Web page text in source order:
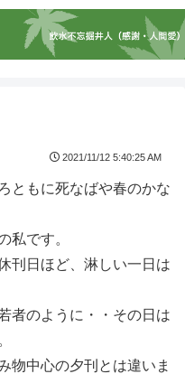
2021/11/12 5:40:25 AM
ともに死なばや春のかな
私です。
刊日ほど、淋しい一日は
者のように・・その日は
物中心の夕刊とは違いま